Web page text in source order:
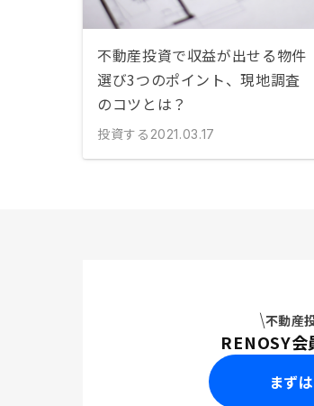
不動産投資で収益が出せる物件
選び3つのポイント、現地調査
のコツとは？
投資する 2021.03.17
不動産
RENOSY会
まず